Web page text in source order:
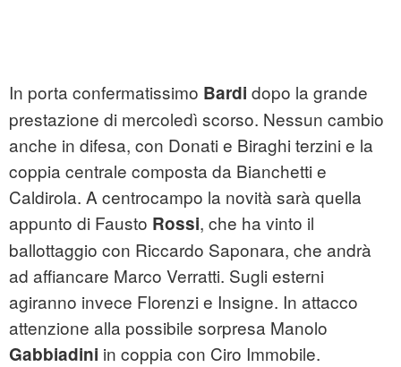
In porta confermatissimo Bardi dopo la grande
prestazione di mercoledì scorso. Nessun cambio
anche in difesa, con Donati e Biraghi terzini e la
coppia centrale composta da Bianchetti e
Caldirola. A centrocampo la novità sarà quella
appunto di Fausto Rossi, che ha vinto il
ballottaggio con Riccardo Saponara, che andrà
ad affiancare Marco Verratti. Sugli esterni
agiranno invece Florenzi e Insigne. In attacco
attenzione alla possibile sorpresa Manolo
Gabbiadini in coppia con Ciro Immobile.